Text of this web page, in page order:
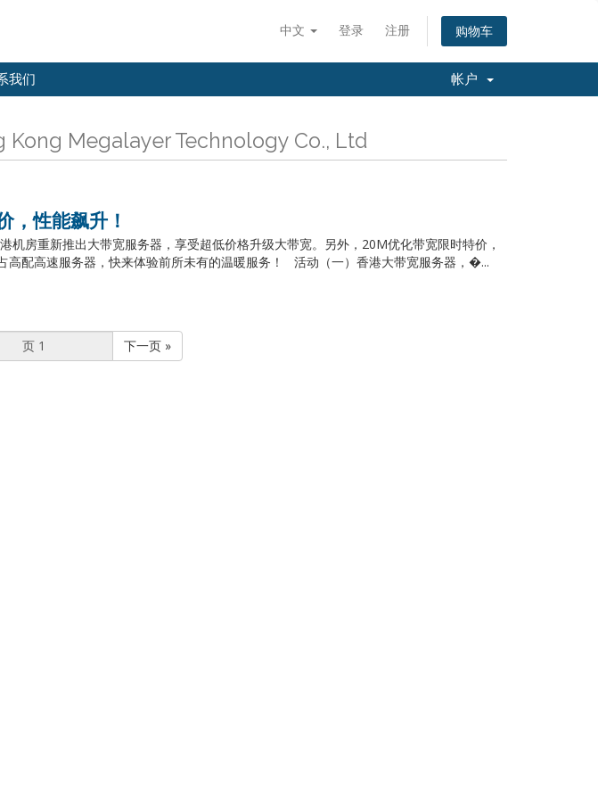
中文 登录 注册 购物车
我们 帐户
Kong Megalayer Technology Co., Ltd
，性能飙升！
机房重新推出大带宽服务器，享受超低价格升级大带宽。另外，20M优化带宽限时特价，
配高速服务器，快来体验前所未有的温暖服务！ 活动（一）香港大带宽服务器，�...
下一页 »